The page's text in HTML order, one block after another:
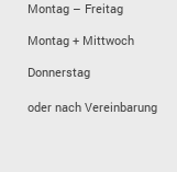
Montag – Freitag
Montag + Mittwoch
Donnerstag
oder nach Vereinbarung